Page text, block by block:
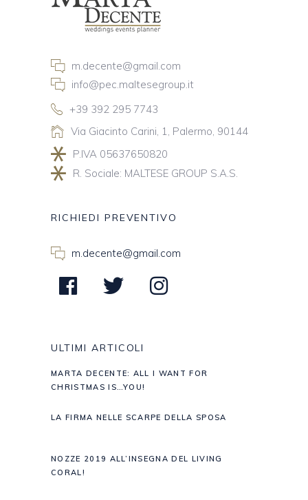
m.decente@gmail.com
info@pec.maltesegroup.it
+39 392 295 7743
Via Giacinto Carini, 1, Palermo, 90144
P.IVA 05637650820
R. Sociale: MALTESE GROUP S.A.S.
RICHIEDI PREVENTIVO
m.decente@gmail.com
ULTIMI ARTICOLI
MARTA DECENTE: ALL I WANT FOR
CHRISTMAS IS…YOU!
LA FIRMA NELLE SCARPE DELLA SPOSA
NOZZE 2019 ALL’INSEGNA DEL LIVING
CORAL!